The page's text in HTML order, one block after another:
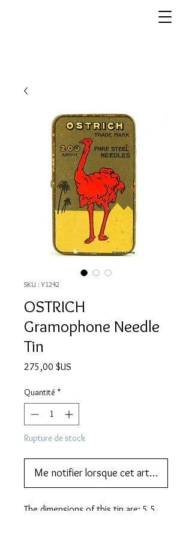
SKU : Y1242
OSTRICH
Gramophone Needle
Tin
275,00 $US
Quantité *
Rupture de stock
Me notifier lorsque cet article est
The dimensions of this tin are: 5.5